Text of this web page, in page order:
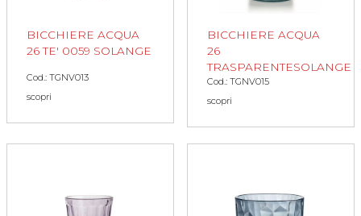
BICCHIERE ACQUA
26 TE' 0059 SOLANGE
Cod.: TGNV013
scopri
BICCHIERE ACQUA
26
TRASPARENTESOLANGE
Cod.: TGNV015
scopri